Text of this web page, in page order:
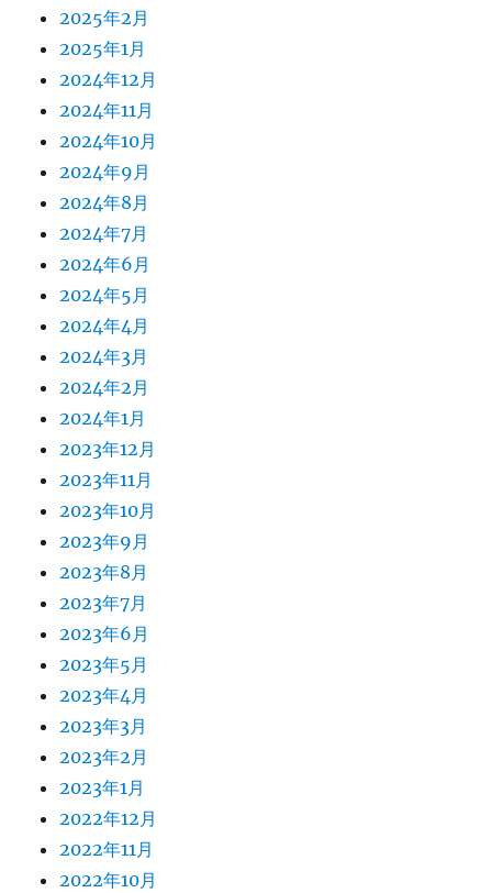
2025年2月
2025年1月
2024年12月
2024年11月
2024年10月
2024年9月
2024年8月
2024年7月
2024年6月
2024年5月
2024年4月
2024年3月
2024年2月
2024年1月
2023年12月
2023年11月
2023年10月
2023年9月
2023年8月
2023年7月
2023年6月
2023年5月
2023年4月
2023年3月
2023年2月
2023年1月
2022年12月
2022年11月
2022年10月